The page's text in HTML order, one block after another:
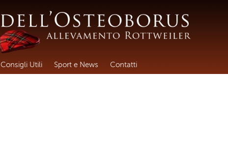
Consigli Utili Sport e News Contatti